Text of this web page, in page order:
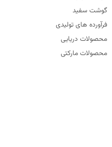
گوشت سفید
فرآورده های تولیدی
محصولات دریایی
محصولات مارکتی